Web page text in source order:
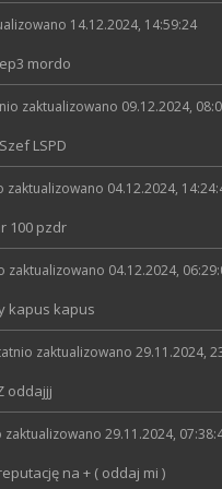
14.12.2024, 14:59:24
mordo
zaktualizowano 09.12.2024,
LSPD
zaktualizowano 04.12.2024,
100 pzdr
zaktualizowano 04.12.2024,
kapus kapus
zaktualizowano 29.11.2024,
oddajjj
zaktualizowano 29.11.2024,
na + ( oddaj mi )